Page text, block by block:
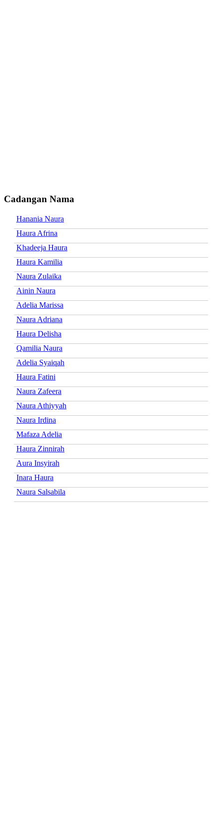
Cadangan Nama
Hanania Naura
Haura Afrina
Khadeeja Haura
Haura Kamilia
Naura Zulaika
Ainin Naura
Adelia Marissa
Naura Adriana
Haura Delisha
Qamilia Naura
Adelia Syaiqah
Haura Fatini
Naura Zafeera
Naura Athiyyah
Naura Irdina
Mafaza Adelia
Haura Zinnirah
Aura Insyirah
Inara Haura
Naura Salsabila